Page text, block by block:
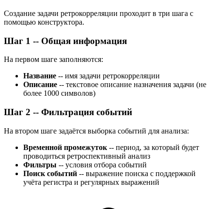
Создание задачи ретрокорреляции проходит в три шага с
помощью конструктора.
Шаг 1 -- Общая информация
На первом шаге заполняются:
Название -- имя задачи ретрокорреляции
Описание -- текстовое описание назначения задачи (не
более 1000 символов)
Шаг 2 -- Фильтрация событий
На втором шаге задаётся выборка событий для анализа:
Временной промежуток -- период, за который будет
проводиться ретроспективный анализ
Фильтры -- условия отбора событий
Поиск событий -- выражение поиска с поддержкой
учёта регистра и регулярных выражений